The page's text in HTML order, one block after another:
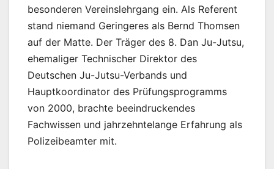
besonderen Vereinslehrgang ein. Als Referent
stand niemand Geringeres als Bernd Thomsen
auf der Matte. Der Träger des 8. Dan Ju-Jutsu,
ehemaliger Technischer Direktor des
Deutschen Ju-Jutsu-Verbands und
Hauptkoordinator des Prüfungsprogramms
von 2000, brachte beeindruckendes
Fachwissen und jahrzehntelange Erfahrung als
Polizeibeamter mit.